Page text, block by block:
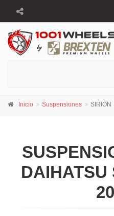
Inicio Suspensiones SIRION
DAIHATSU